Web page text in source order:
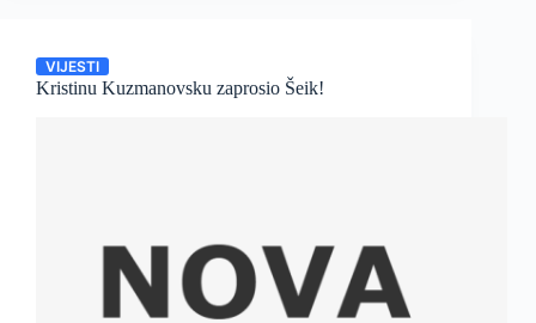
VIJESTI
Kristinu Kuzmanovsku zaprosio Šeik!